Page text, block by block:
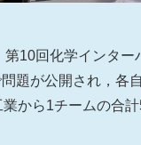
第10回化学インタ
題が公開され，各
業から1チームの合